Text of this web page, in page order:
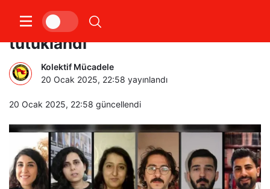
Gözaltına alınan 6 gazeteci
tutuklandı
Kolektif Mücadele
20 Ocak 2025, 22:58 yayınlandı
20 Ocak 2025, 22:58 güncellendi